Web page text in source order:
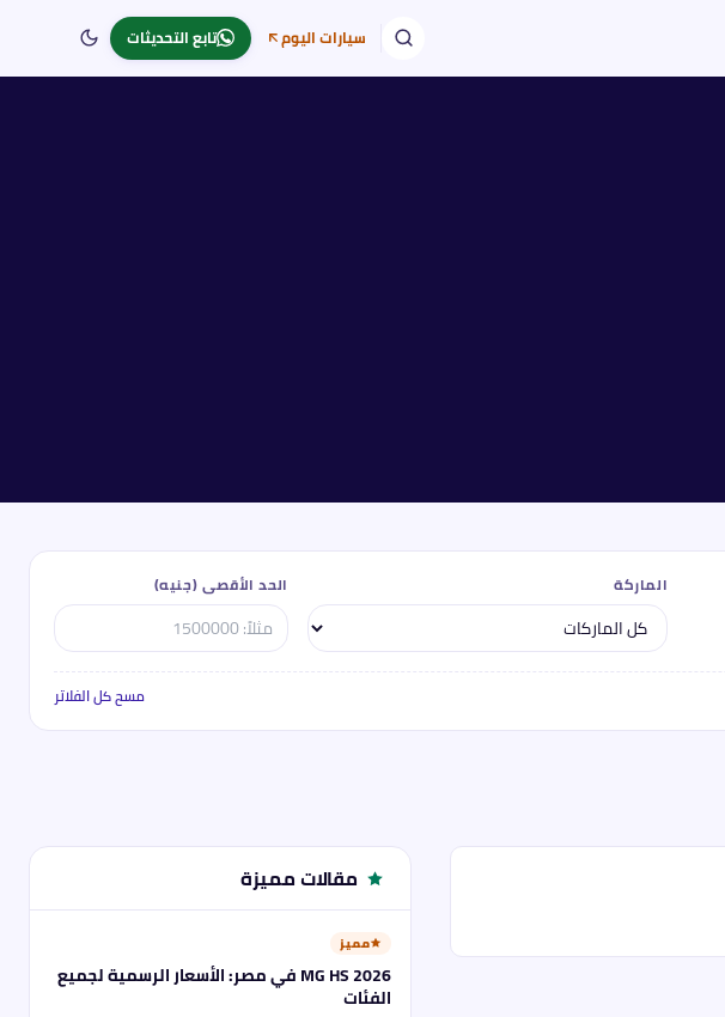
سيارات اليوم تابع التحديثات
الماركة الحد الأقصى (جنيه)
أدخل
مسح كل الفلاتر
مقالات مميزة
مميز
MG HS 2026 في مصر: الأسعار الرسمية لجميع
الفئات